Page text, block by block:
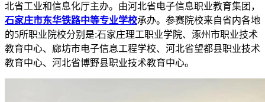
北省工业和信息化厅主办。由河北省电子信息职业教育集团，
石家庄市东华铁路中等专业学校承办。参赛院校来自省内各地
的5所职业院校分别是:石家庄理工职业学院、涿州市职业技术
教育中心、廊坊市电子信息工程学校、河北省望都县职业技术
教育中心、河北省博野县职业技术教育中心。